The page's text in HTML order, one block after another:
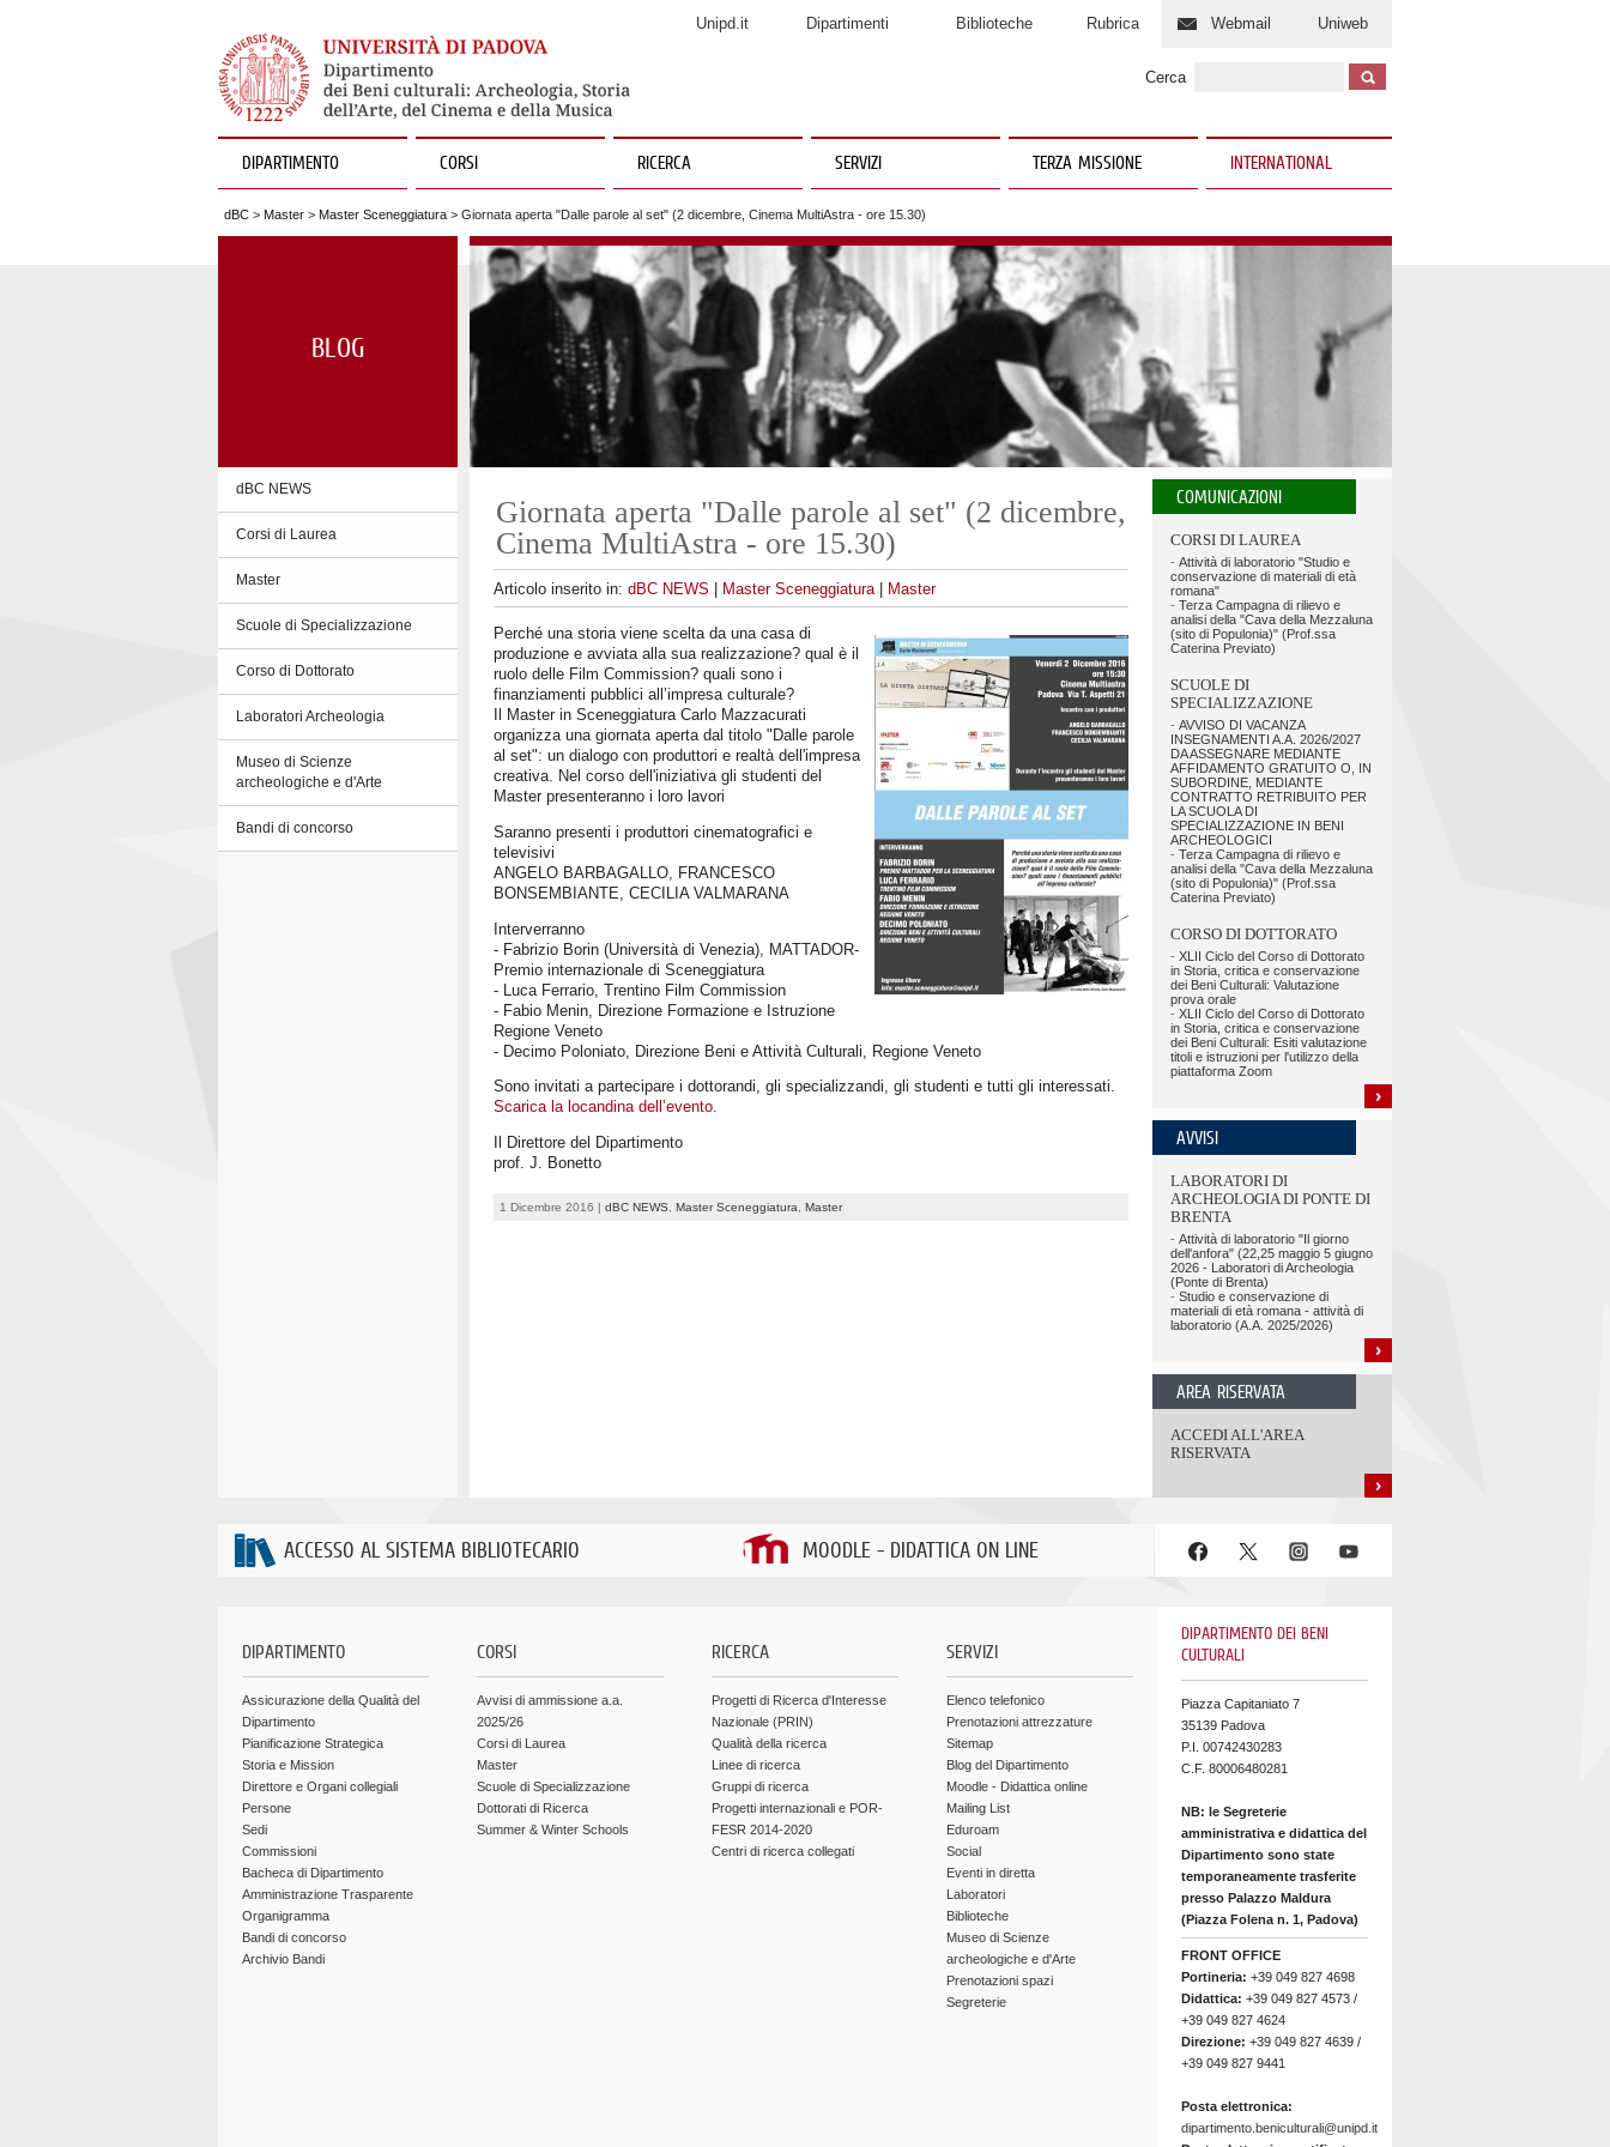
Unipd.it Dipartimenti Biblioteche Rubrica Webmail Uniweb
Cerca
DIPARTIMENTO CORSI RICERCA SERVIZI TERZA MISSIONE INTERNATIONAL
dBC > Master > Master Sceneggiatura > Giornata aperta "Dalle parole al set" (2 dicembre, Cinema MultiAstra - ore 15.30)
BLOG
dBC NEWS
Corsi di Laurea
Master
Scuole di Specializzazione
Corso di Dottorato
Laboratori Archeologia
Museo di Scienze
archeologiche e d'Arte
Bandi di concorso
Giornata aperta "Dalle parole al set" (2 dicembre,
Cinema MultiAstra - ore 15.30)
Articolo inserito in: dBC NEWS Master Sceneggiatura Master
Perché una storia viene scelta da una casa di
produzione e avviata alla sua realizzazione? qual è il
ruolo delle Film Commission? quali sono i
finanziamenti pubblici all’impresa culturale?
Il Master in Sceneggiatura Carlo Mazzacurati
organizza una giornata aperta dal titolo "Dalle parole
al set": un dialogo con produttori e realtà dell'impresa
creativa. Nel corso dell'iniziativa gli studenti del
Master presenteranno i loro lavori
Saranno presenti i produttori cinematografici e
televisivi
ANGELO BARBAGALLO, FRANCESCO
BONSEMBIANTE, CECILIA VALMARANA
Interverranno
- Fabrizio Borin (Università di Venezia), MATTADOR-
Premio internazionale di Sceneggiatura
- Luca Ferrario, Trentino Film Commission
- Fabio Menin, Direzione Formazione e Istruzione
Regione Veneto
- Decimo Poloniato, Direzione Beni e Attività Culturali, Regione Veneto
Sono invitati a partecipare i dottorandi, gli specializzandi, gli studenti e tutti gli interessati.
Scarica la locandina dell’evento.
Il Direttore del Dipartimento
prof. J. Bonetto
1 Dicembre 2016 | dBC NEWS Master Sceneggiatura Master
COMUNICAZIONI
CORSI DI LAUREA
- Attività di laboratorio "Studio e
conservazione di materiali di età
romana"
- Terza Campagna di rilievo e
analisi della "Cava della Mezzaluna
(sito di Populonia)" (Prof.ssa
Caterina Previato)
SCUOLE DI
SPECIALIZZAZIONE
- AVVISO DI VACANZA
INSEGNAMENTI A.A. 2026/2027
DA ASSEGNARE MEDIANTE
AFFIDAMENTO GRATUITO O, IN
SUBORDINE, MEDIANTE
CONTRATTO RETRIBUITO PER
LA SCUOLA DI
SPECIALIZZAZIONE IN BENI
ARCHEOLOGICI
- Terza Campagna di rilievo e
analisi della "Cava della Mezzaluna
(sito di Populonia)" (Prof.ssa
Caterina Previato)
CORSO DI DOTTORATO
- XLII Ciclo del Corso di Dottorato
in Storia, critica e conservazione
dei Beni Culturali: Valutazione
prova orale
- XLII Ciclo del Corso di Dottorato
in Storia, critica e conservazione
dei Beni Culturali: Esiti valutazione
titoli e istruzioni per l'utilizzo della
piattaforma Zoom
AVVISI
LABORATORI DI
ARCHEOLOGIA DI PONTE DI
BRENTA
- Attività di laboratorio "Il giorno
dell'anfora" (22,25 maggio 5 giugno
2026 - Laboratori di Archeologia
(Ponte di Brenta)
- Studio e conservazione di
materiali di età romana - attività di
laboratorio (A.A. 2025/2026)
AREA RISERVATA
ACCEDI ALL'AREA
RISERVATA
ACCESSO AL SISTEMA BIBLIOTECARIO MOODLE - DIDATTICA ON LINE
DIPARTIMENTO
Assicurazione della Qualità del
Dipartimento
Pianificazione Strategica
Storia e Mission
Direttore e Organi collegiali
Persone
Sedi
Commissioni
Bacheca di Dipartimento
Amministrazione Trasparente
Organigramma
Bandi di concorso
Archivio Bandi
CORSI
Avvisi di ammissione a.a.
2025/26
Corsi di Laurea
Master
Scuole di Specializzazione
Dottorati di Ricerca
Summer & Winter Schools
RICERCA
Progetti di Ricerca d'Interesse
Nazionale (PRIN)
Qualità della ricerca
Linee di ricerca
Gruppi di ricerca
Progetti internazionali e POR-
FESR 2014-2020
Centri di ricerca collegati
SERVIZI
Elenco telefonico
Prenotazioni attrezzature
Sitemap
Blog del Dipartimento
Moodle - Didattica online
Mailing List
Eduroam
Social
Eventi in diretta
Laboratori
Biblioteche
Museo di Scienze
archeologiche e d'Arte
Prenotazioni spazi
Segreterie
DIPARTIMENTO DEI BENI
CULTURALI
Piazza Capitaniato 7
35139 Padova
P.I. 00742430283
C.F. 80006480281
NB: le Segreterie
amministrativa e didattica del
Dipartimento sono state
temporaneamente trasferite
presso Palazzo Maldura
(Piazza Folena n. 1, Padova)
FRONT OFFICE
Portineria: +39 049 827 4698
Didattica: +39 049 827 4573 /
+39 049 827 4624
Direzione: +39 049 827 4639 /
+39 049 827 9441
Posta elettronica:
dipartimento.beniculturali@unipd.it